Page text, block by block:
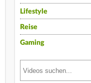
Lifestyle
Reise
Gaming